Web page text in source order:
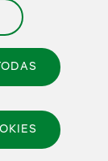
Transparencia